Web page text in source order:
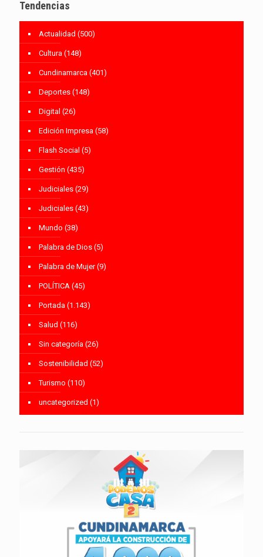
Tendencias
Actualidad (500)
Cultura (148)
Cundinamarca (401)
Deportes (148)
Digital (26)
Edición Impresa (58)
Flash Social (5)
Gestión (435)
Judiciales (29)
Judiciales (43)
Mundo (38)
Palabra de Dios (5)
Palabra de Mujer(9)
POLÍTICA (45)
Portada (1.143)
Salud (116)
Sin categoría (26)
Sostenibilidad (52)
Turismo (110)
uncategorized (1)